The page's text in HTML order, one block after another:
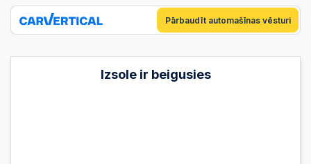
Pārbaudīt automašīnas vēsturi
Izsole ir beigusies